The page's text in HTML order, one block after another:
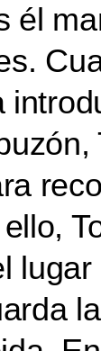
él
lugar